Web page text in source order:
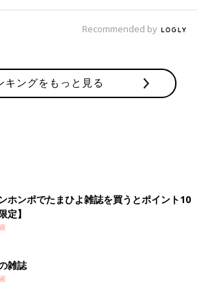
Recommended by
キングをもっと見る
ホンポでたまひよ雑誌を買うとポイント10
定】
雑誌